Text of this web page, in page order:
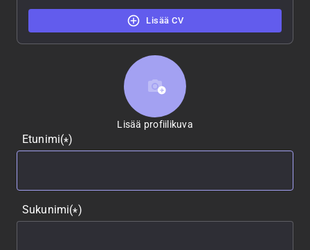
Lisää CV
Lisää profiilikuva
Lisää profiilikuva
Etunimi(*)
Sukunimi(*)